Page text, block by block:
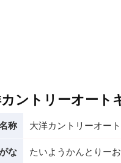
ントリーオート
称 大洋カントリーオー
な たいようかんとりー